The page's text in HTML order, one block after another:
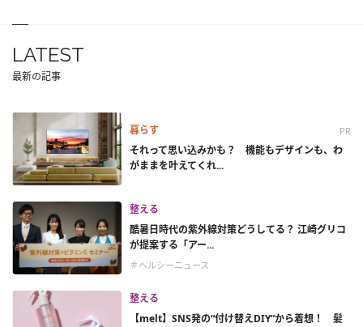
LATEST
最新の記事
暮らす PR
それって思い込みかも？ 機能もデザインも、わ
がままを叶えてくれ...
整える
酷暑日時代の紫外線対策どうしてる？ 江崎グリコ
が提案する「アー...
＃ヘルシーニュース
整える
【melt】SNS発の“付け替えDIY”から着想！ 髪